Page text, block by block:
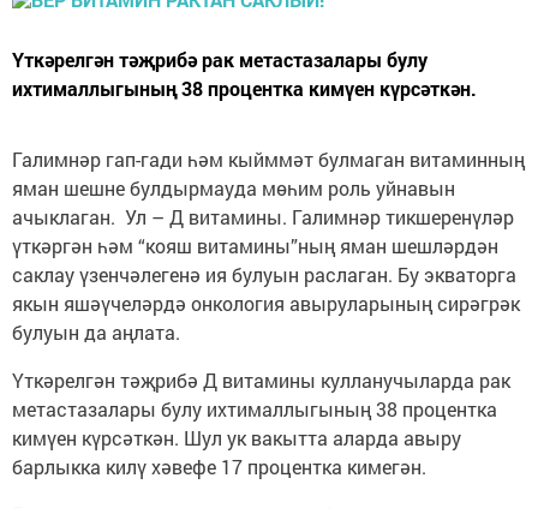
Үткәрелгән тәҗрибә рак метастазалары булу
ихтималлыгының 38 процентка кимүен күрсәткән.
Галимнәр гап-гади һәм кыйммәт булмаган витаминның
яман шешне булдырмауда мөһим роль уйнавын
ачыклаган. Ул – Д витамины. Галимнәр тикшеренүләр
үткәргән һәм “кояш витамины”ның яман шешләрдән
саклау үзенчәлегенә ия булуын раслаган. Бу экваторга
якын яшәүчеләрдә онкология авыруларының сирәгрәк
булуын да аңлата.
Үткәрелгән тәҗрибә Д витамины кулланучыларда рак
метастазалары булу ихтималлыгының 38 процентка
кимүен күрсәткән. Шул ук вакытта аларда авыру
барлыкка килү хәвефе 17 процентка кимегән.